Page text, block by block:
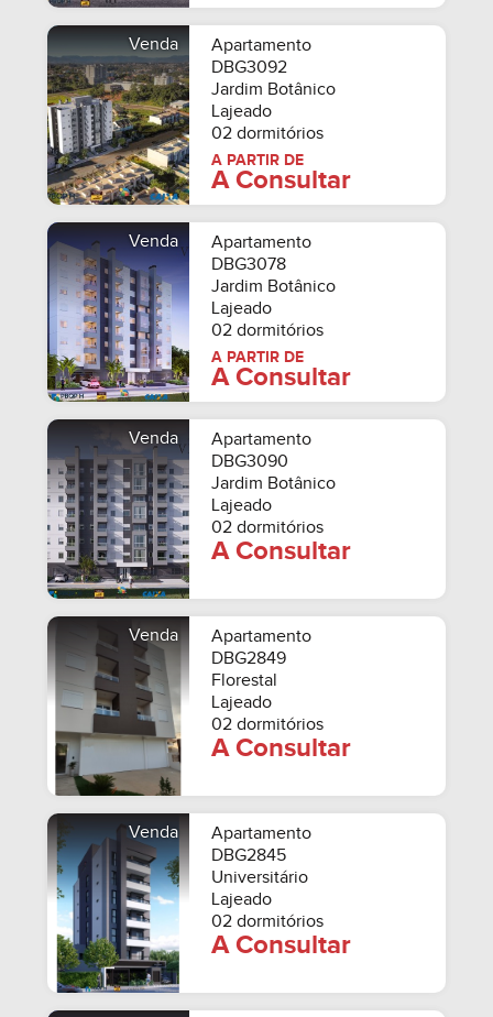
Venda
Apartamento
DBG3092
Jardim Botânico
Lajeado
02 dormitórios
A PARTIR DE
A Consultar
Venda
Apartamento
DBG3078
Jardim Botânico
Lajeado
02 dormitórios
A PARTIR DE
A Consultar
Venda
Apartamento
DBG3090
Jardim Botânico
Lajeado
02 dormitórios
A Consultar
Venda
Apartamento
DBG2849
Florestal
Lajeado
02 dormitórios
A Consultar
Venda
Apartamento
DBG2845
Universitário
Lajeado
02 dormitórios
A Consultar